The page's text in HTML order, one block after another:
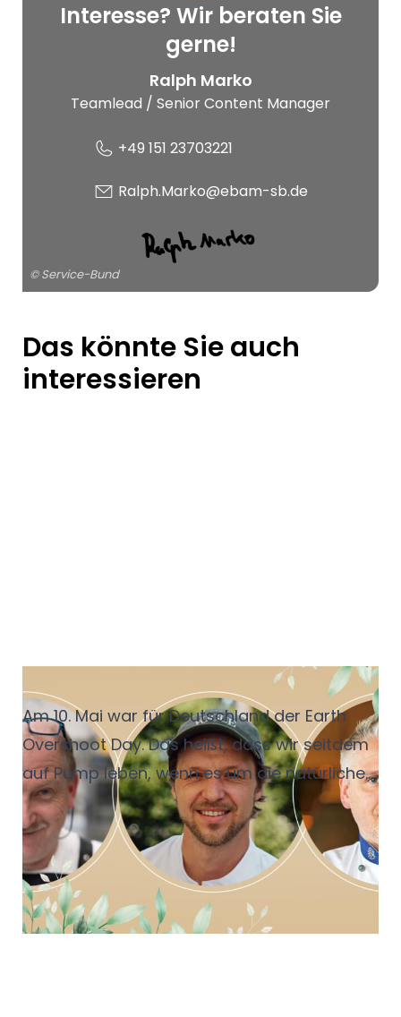
© Service-Bund
Interesse? Wir beraten Sie
gerne!
Ralph Marko
Teamlead / Senior Content Manager
+49 151 23703221
Ralph.Marko@ebam-sb.de
© Service-Bund
Das könnte Sie auch
interessieren
Drei Chefs, ein Ziel
Am 10. Mai war für Deutschland der Earth
Overshoot Day. Das heißt, dass wir seitdem
auf Pump leben, wenn es um die natürlichen
Ressourcen geht, die uns für 2026 zur
Verfügung stehen. Was man in der
Gastronomie konkret bei Themen wie
Saisonalität, Regionalität und
Lebensmittelabfällen verbessern kann – und